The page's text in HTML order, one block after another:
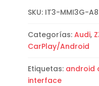
SKU: IT3-MMI3G-A8
Categorías: Audi,
CarPlay/Android
Etiquetas: android
interface